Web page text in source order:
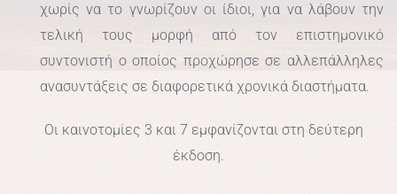
χωρίς να το γνωρίζουν οι ίδιοι, για να λάβουν την
τελική τους μορφή από τον επιστημονικό
συντονιστή ο οποίος προχώρησε σε αλλεπάλληλες
ανασυντάξεις σε διαφορετικά χρονικά διαστήματα.
Οι καινοτομίες 3 και 7 εμφανίζονται στη δεύτερη
έκδοση.